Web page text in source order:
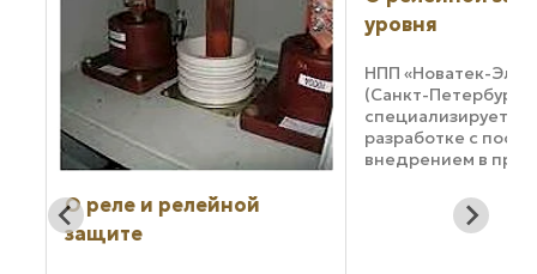
О реле и релейной
защите
уровня
НПП «Новатек-
(Санкт-Петербург)
специализируется
разработке с
внедрением в
силовой
называемых